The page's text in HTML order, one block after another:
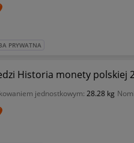
PRYWATNA
Historia monety polskiej
jednostkowym: 28.28 kg